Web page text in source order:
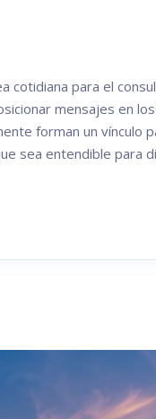
cotidiana para el
mensajes en
forman un vínculo
sea entendible para